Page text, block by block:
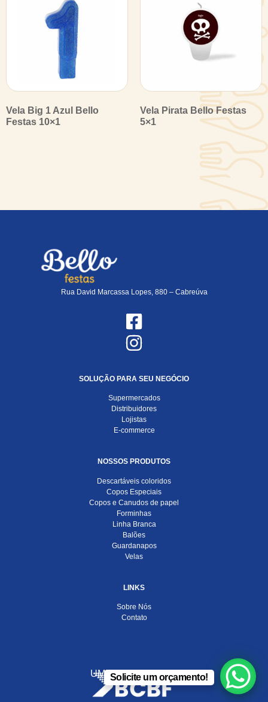
Vela Big 1 Azul Bello
Festas 10×1
Vela Pirata Bello Festas
5×1
Rua David Marcassa Lopes, 880 – Cabreúva
SOLUÇÃO PARA SEU NEGÓCIO
Supermercados
Distribuidores
Lojistas
E-commerce
NOSSOS PRODUTOS
Descartáveis coloridos
Copos Especiais
Copos e Canudos de papel
Forminhas
Linha Branca
Balões
Guardanapos
Velas
LINKS
Sobre Nós
Contato
UMA EMPRESA DO
Solicite um orçamento!